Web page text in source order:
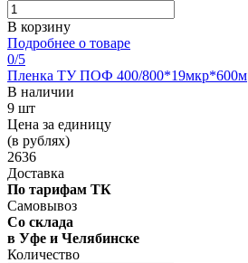
В корзину
Подробнее о товаре
0/5
Пленка ТУ ПОФ 400/800*19мкр*600м
В наличии
9 шт
Цена за единицу
(в рублях)
2636
Доставка
По тарифам ТК
Самовывоз
Со склада
в Уфе и Челябинске
Количество